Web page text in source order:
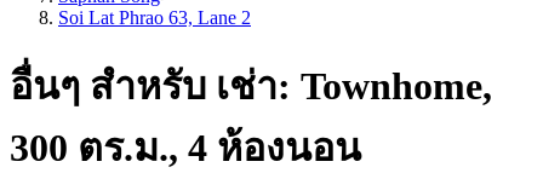
Soi Lat Phrao 63, Lane 2
อื่นๆ สำหรับ เช่า: Townhome,
300 ตร.ม., 4 ห้องนอน